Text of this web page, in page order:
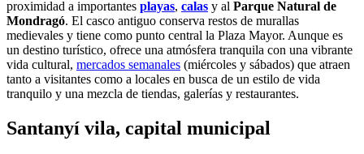
proximidad a importantes playas, calas y al Parque Natural de
Mondragó. El casco antiguo conserva restos de murallas
medievales y tiene como punto central la Plaza Mayor. Aunque es
un destino turístico, ofrece una atmósfera tranquila con una vibrante
vida cultural, mercados semanales (miércoles y sábados) que atraen
tanto a visitantes como a locales en busca de un estilo de vida
tranquilo y una mezcla de tiendas, galerías y restaurantes.
Santanyí vila, capital municipal